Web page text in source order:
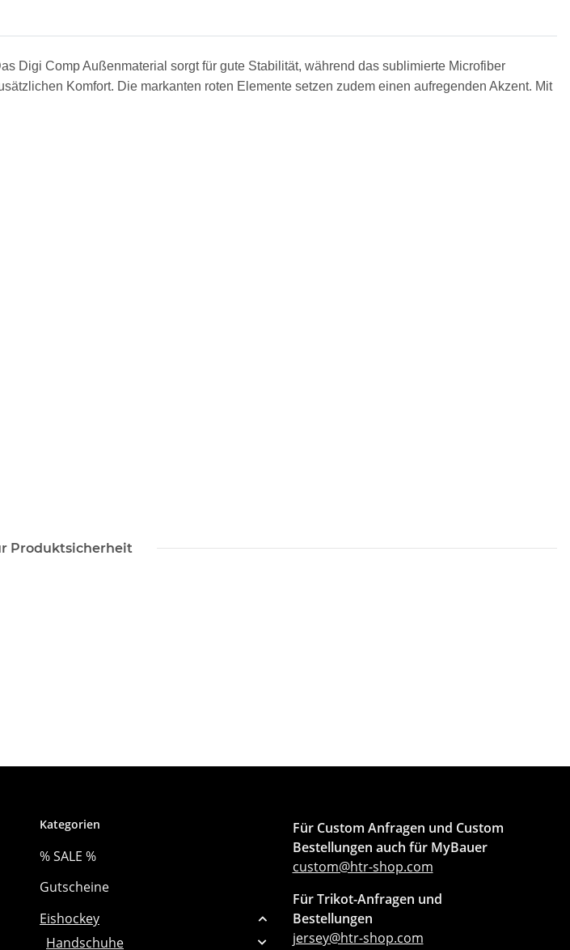
Digi Comp Außenmaterial sorgt für gute Stabilität, während das sublimierte Microfiber
Komfort. Die markanten roten Elemente setzen zudem einen aufregenden Akzent. Mit
Produktsicherheit
Kategorien
% SALE %
Gutscheine
Eishockey
Handschuhe
Für Custom Anfragen und Custom
Bestellungen auch für MyBauer
custom@htr-shop.com
Für Trikot-Anfragen und
Bestellungen
jersey@htr-shop.com